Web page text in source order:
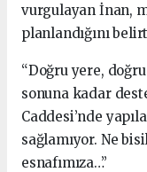
vurgulayan İnan,
planlandığını
“Doğru yere,
sonuna kadar
Caddesi’nde
sağlamıyor. Ne
esnafımıza…”